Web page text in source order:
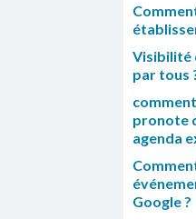
Visibilité
par tous
pronote
agenda
Google ?